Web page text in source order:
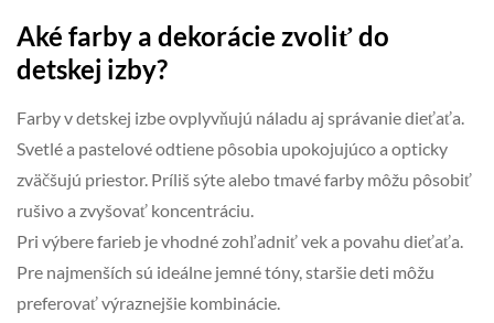
Aké farby a dekorácie zvoliť do
detskej izby?
Farby v detskej izbe ovplyvňujú náladu aj správanie dieťaťa.
Svetlé a pastelové odtiene pôsobia upokojujúco a opticky
zväčšujú priestor. Príliš sýte alebo tmavé farby môžu pôsobiť
rušivo a zvyšovať koncentráciu.
Pri výbere farieb je vhodné zohľadniť vek a povahu dieťaťa.
Pre najmenších sú ideálne jemné tóny, staršie deti môžu
preferovať výraznejšie kombinácie.